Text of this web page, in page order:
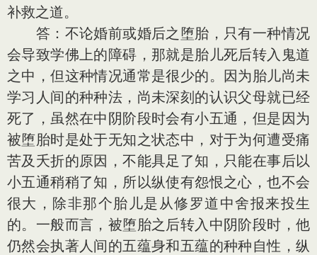
补救之道。
答：不论婚前或婚后之堕胎，只有一种情况
会导致学佛上的障碍，那就是胎儿死后转入鬼道
之中，但这种情况通常是很少的。因为胎儿尚未
学习人间的种种法，尚未深刻的认识父母就已经
死了，虽然在中阴阶段时会有小五通，但是因为
被堕胎时是处于无知之状态中，对于为何遭受痛
苦及夭折的原因，不能具足了知，只能在事后以
小五通稍稍了知，所以纵使有怨恨之心，也不会
很大，除非那个胎儿是从修罗道中舍报来投生
的。一般而言，被堕胎之后转入中阴阶段时，他
仍然会执著人间的五蕴身和五蕴的种种自性，纵